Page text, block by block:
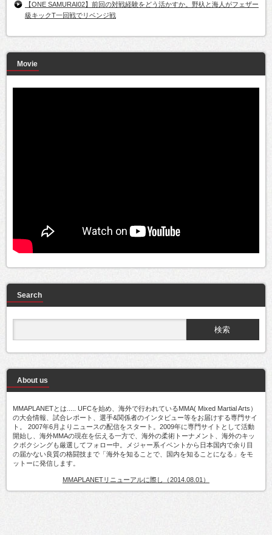
【ONE SAMURAI02】前回の対戦経験をどう活かすか。野杁と海人がフェザー
級キックT一回戦でリベンジ戦
Movie
Search
About us
MMAPLANETとは..... UFCを始め、海外で行われているMMA( Mixed Martial Arts）
の大会情報、試合レポート、選手&関係者のインタビュー等をお届けする専門サイ
ト。 2007年6月よりニュースの配信をスタート。2009年に専門サイトとして活動
開始し、海外MMAの現在を伝える一方で、海外の柔術トーナメント、海外のキッ
クボクシングも厳選してフォロー中。メジャー系イベントから日本国内で余り目
の届かない良質の格闘技まで「海外を知ることで、国内を知ることになる」をモ
ットーに発信します。
MMAPLANETリニューアルに際し（2014.08.01）